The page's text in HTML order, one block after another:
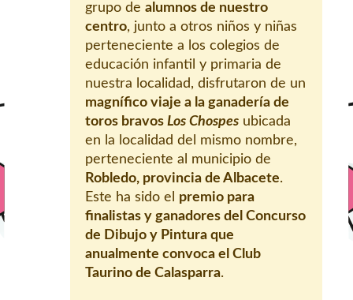
grupo de alumnos de nuestro
centro, junto a otros niños y niñas
perteneciente a los colegios de
educación infantil y primaria de
nuestra localidad, disfrutaron de un
magnífico viaje a la ganadería de
toros bravos Los Chospes ubicada
en la localidad del mismo nombre,
perteneciente al municipio de
Robledo, provincia de Albacete.
Este ha sido el premio para
finalistas y ganadores del Concurso
de Dibujo y Pintura que
anualmente convoca el Club
Taurino de Calasparra.